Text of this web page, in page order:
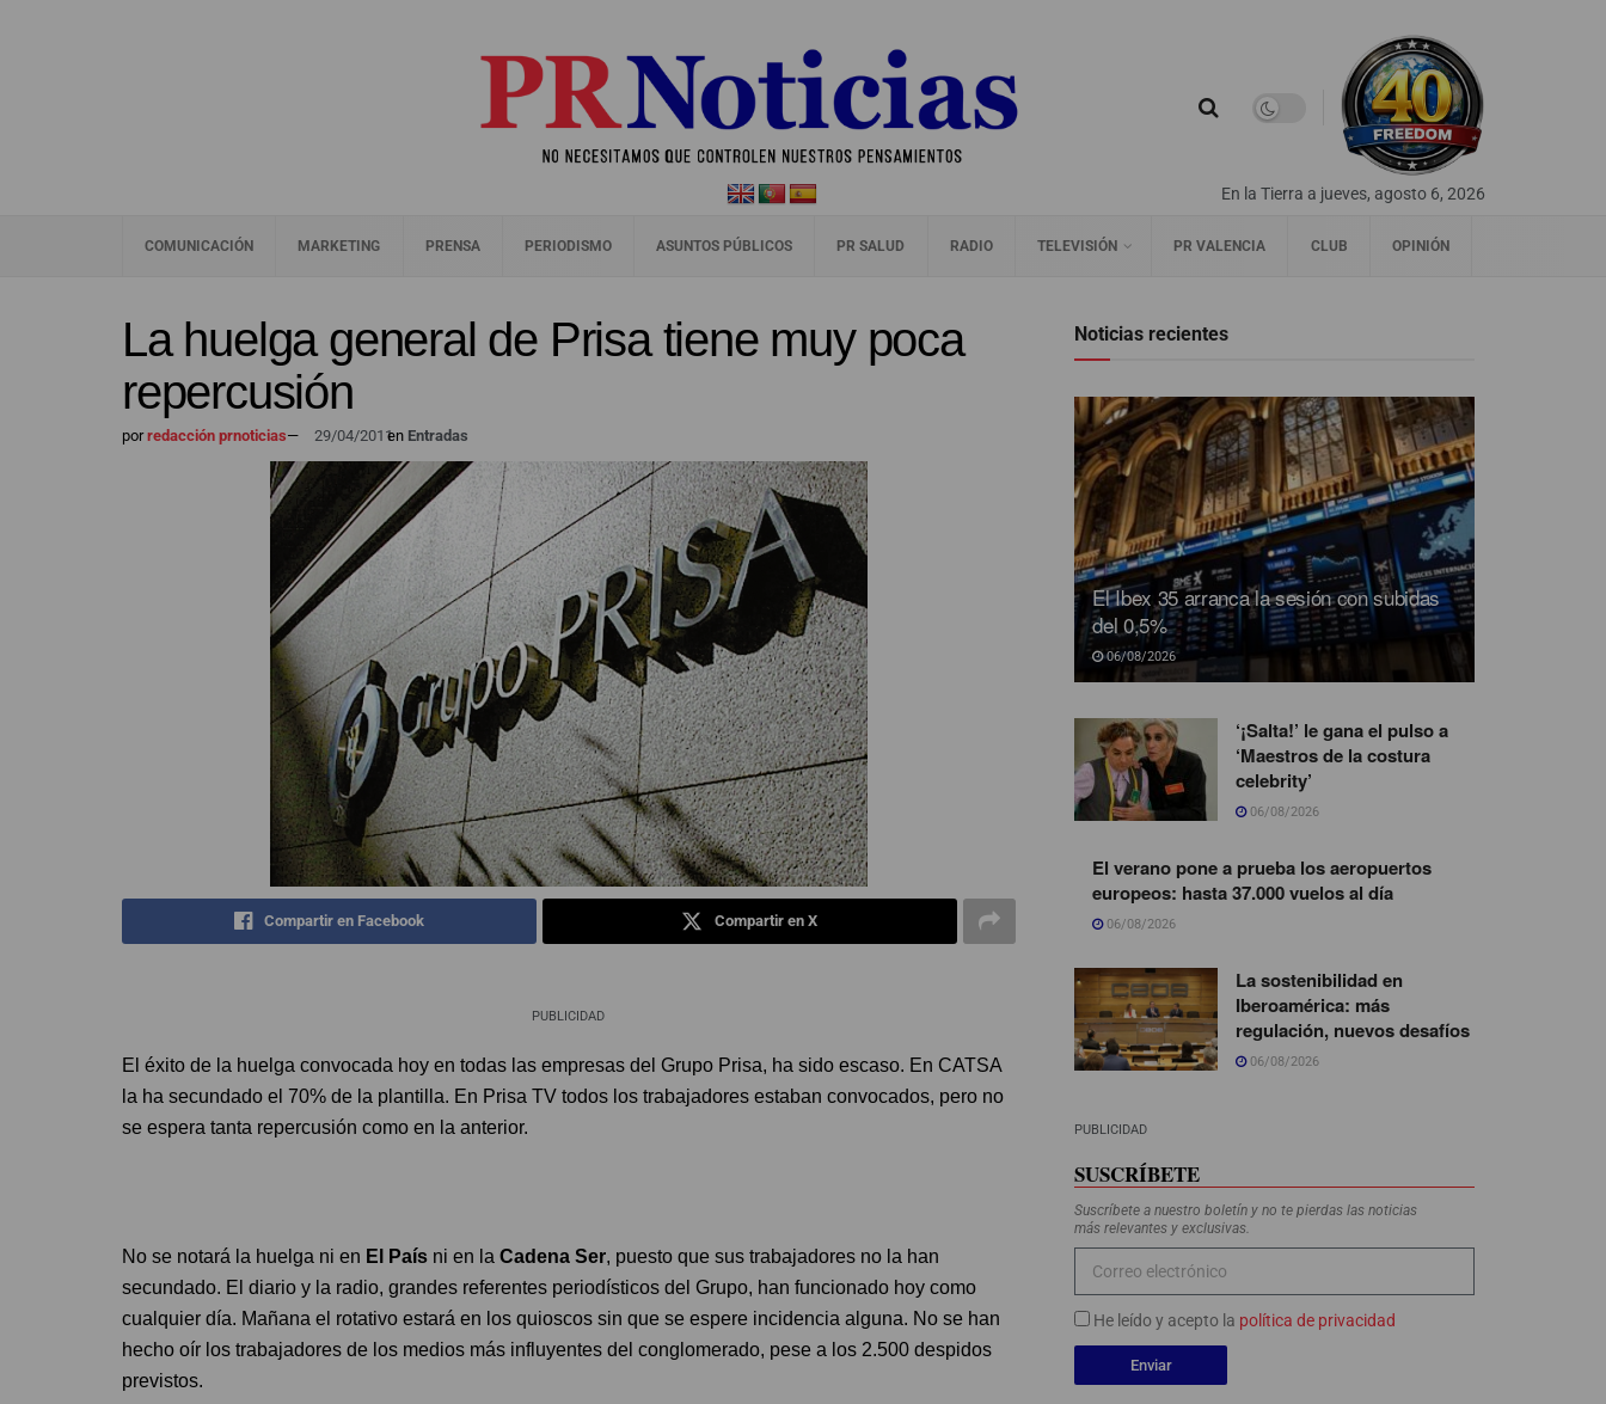
En la Tierra a jueves, agosto 6, 2026
COMUNICACIÓN MARKETING PRENSA PERIODISMO ASUNTOS PÚBLICOS PR SALUD RADIO TELEVISIÓN PR VALENCIA CLUB OPINIÓN
La huelga general de Prisa tiene muy poca
repercusión
porredacción prnoticias— 29/04/2011en Entradas
Compartir en Facebook Compartir en X
PUBLICIDAD
El éxito de la huelga convocada hoy en todas las empresas del Grupo Prisa, ha sido escaso. En CATSA
la ha secundado el 70% de la plantilla. En Prisa TV todos los trabajadores estaban convocados, pero no
se espera tanta repercusión como en la anterior.
No se notará la huelga ni en El País ni en la Cadena Ser, puesto que sus trabajadores no la han
secundado. El diario y la radio, grandes referentes periodísticos del Grupo, han funcionado hoy como
cualquier día. Mañana el rotativo estará en los quioscos sin que se espere incidencia alguna. No se han
hecho oír los trabajadores de los medios más influyentes del conglomerado, pese a los 2.500 despidos
previstos.
Noticias recientes
El Ibex 35 arranca la sesión con subidas
del 0,5%
06/08/2026
‘¡Salta!’ le gana el pulso a
‘Maestros de la costura
celebrity’
06/08/2026
El verano pone a prueba los aeropuertos
europeos: hasta 37.000 vuelos al día
06/08/2026
La sostenibilidad en
Iberoamérica: más
regulación, nuevos desafíos
06/08/2026
PUBLICIDAD
SUSCRÍBETE
Suscríbete a nuestro boletín y no te pierdas las noticias
más relevantes y exclusivas.
He leído y acepto la política de privacidad
Enviar